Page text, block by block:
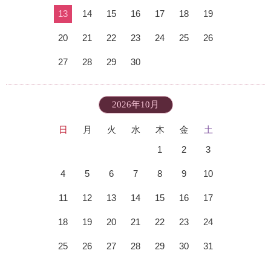
13 14 15 16 17 18 19
20 21 22 23 24 25 26
27 28 29 30
2026年10月
日 月 火 水 木 金
土
1
2 3
4 5 6 7 8 9 10
11 12 13 14 15 16 17
18 19 20 21 22 23 24
25 26 27 28 29 30 31